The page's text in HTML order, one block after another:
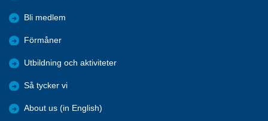
Bli medlem
Förmåner
Utbildning och aktiviteter
Så tycker vi
About us (in English)